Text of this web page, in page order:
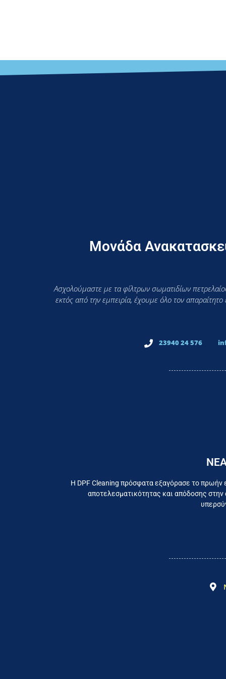
Μονάδα
Ασχολούμαστε με τα φίλτρων σωματιδίων
εκτός από την εμπειρία, έχουμε όλο τον
23940 24 576
Η DPF Cleaning πρόσφατα εξαγόρασε το
αποτελεσματικότητας και απόδοσης